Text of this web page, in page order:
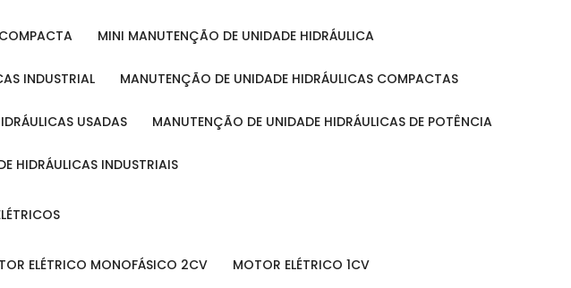
MINI MANUTENÇÃO DE UNIDADE HIDRÁULICA
INDUSTRIAL MANUTENÇÃO DE UNIDADE HIDRÁULICAS COMPACTAS
USADAS MANUTENÇÃO DE UNIDADE HIDRÁULICAS DE POTÊNCIA
HIDRÁULICAS INDUSTRIAIS
ELÉTRICO MONOFÁSICO 2CV MOTOR ELÉTRICO 1CV